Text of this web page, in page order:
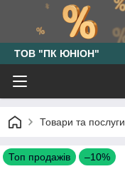
ТОВ "ПК ЮНІОН"
Товари та послуги
Топ продажів –10%